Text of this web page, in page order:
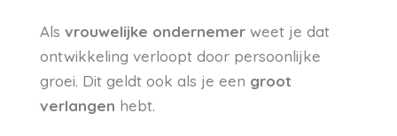
Als vrouwelijke ondernemerweet je dat
ontwikkeling verloopt door persoonlijke
groei. Dit geldt ook als je een groot
verlangen hebt.